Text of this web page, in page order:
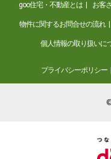
goo住宅・不動産とは お客
物件に関するお問合せの流れ
個人情報の取り扱いに
プライバシーポリシー